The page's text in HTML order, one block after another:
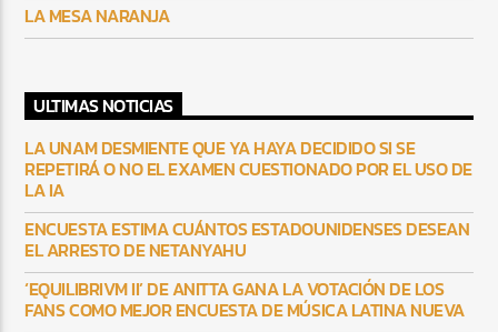
LA MESA NARANJA
ULTIMAS NOTICIAS
LA UNAM DESMIENTE QUE YA HAYA DECIDIDO SI SE
REPETIRÁ O NO EL EXAMEN CUESTIONADO POR EL USO DE
LA IA
ENCUESTA ESTIMA CUÁNTOS ESTADOUNIDENSES DESEAN
EL ARRESTO DE NETANYAHU
‘EQUILIBRIVM II’ DE ANITTA GANA LA VOTACIÓN DE LOS
FANS COMO MEJOR ENCUESTA DE MÚSICA LATINA NUEVA